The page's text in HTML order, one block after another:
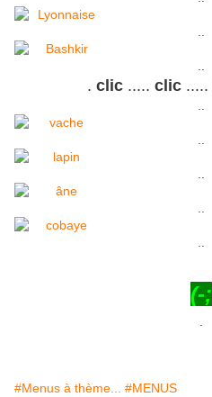
. clic..... clic.....
(-;
#Menus à thème... #MENUS